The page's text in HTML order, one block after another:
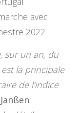
avec
2022
sur un an, du
la principale
de l’indice
.